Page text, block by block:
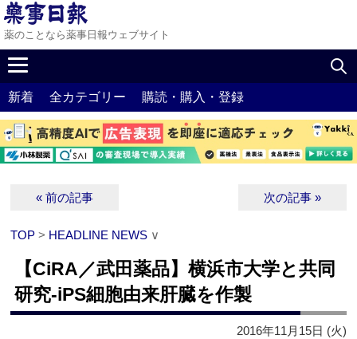
薬のことなら薬事日報ウェブサイト
新着 全カテゴリー 購読・購入・登録
« 前の記事 次の記事 »
TOP > HEADLINE NEWS ∨
【CiRA／武田薬品】横浜市大学と共同
研究‐iPS細胞由来肝臓を作製
2016年11月15日 (火)